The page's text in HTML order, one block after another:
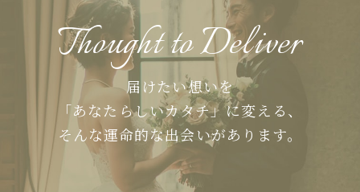
Thought to Deliver
届けたい想いを
「あなたらしいカタチ」に変える、
そんな運命的な出会いがあります。